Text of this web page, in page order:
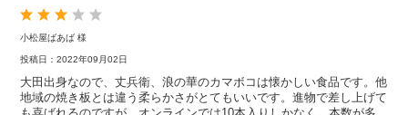
小松屋ばあば 様
投稿日：2022年09月02日
大田出身なので、丈兵衛、浪の華のカマボコは懐かしい食品です。他
地域の焼き板とは違う柔らかさがとてもいいです。進物で差し上げて